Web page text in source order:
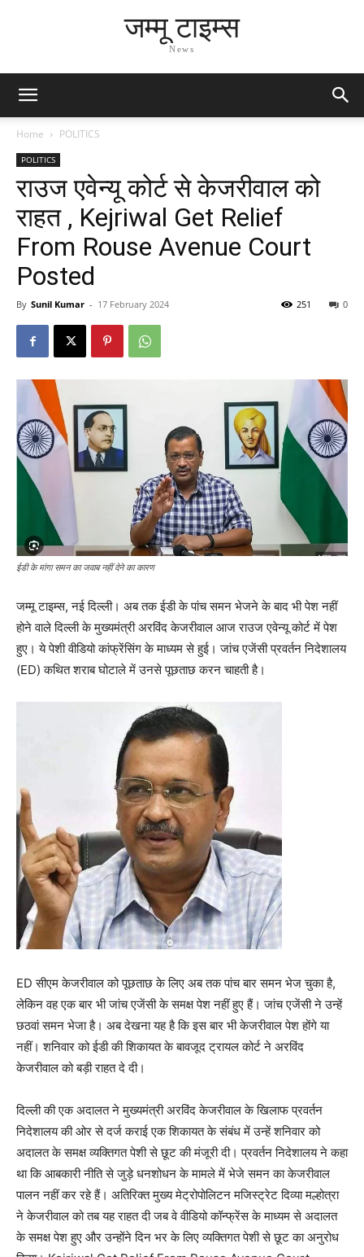
जम्मू टाइम्स
News
Home POLITICS
POLITICS
राउज एवेन्यू कोर्ट से केजरीवाल को
राहत , Kejriwal Get Relief
From Rouse Avenue Court
Posted
By Sunil Kumar - 17 February 2024 0
251
ईडी के मांगा समन का जवाब नहीं देने का कारण
जम्मू टाइम्स, नई दिल्‍ली। अब तक ईडी के पांच समन भेजने के बाद भी पेश नहीं
होने वाले दिल्ली के मुख्यमंत्री अरविंद केजरीवाल आज राउज एवेन्यू कोर्ट में पेश
हुए। ये पेशी वीडियो कांफ्रेंसिंग के माध्यम से हुई। जांच एजेंसी प्रवर्तन निदेशालय
(ED) कथित शराब घोटाले में उनसे पूछताछ करन चाहती है।
ED सीएम केजरीवाल को पूछताछ के लिए अब तक पांच बार समन भेज चुका है,
लेकिन वह एक बार भी जांच एजेंसी के समक्ष पेश नहीं हुए हैं। जांच एजेंसी ने उन्‍हें
छठवां समन भेजा है। अब देखना यह है कि इस बार भी केजरीवाल पेश होंगे या
नहीं। शनिवार को ईडी की शिकायत के बावजूद ट्रायल कोर्ट ने अरविंद
केजरीवाल को बड़ी राहत दे दी।
दिल्ली की एक अदालत ने मुख्यमंत्री अरविंद केजरीवाल के खिलाफ प्रवर्तन
निदेशालय की ओर से दर्ज कराई एक शिकायत के संबंध में उन्हें शनिवार को
अदालत के समक्ष व्यक्तिगत पेशी से छूट की मंजूरी दी। प्रवर्तन निदेशालय ने कहा
था कि आबकारी नीति से जुड़े धनशोधन के मामले में भेजे समन का केजरीवाल
पालन नहीं कर रहे हैं। अतिरिक्त मुख्य मेट्रोपोलिटन मजिस्ट्रेट दिव्या मल्होत्रा
ने केजरीवाल को तब यह राहत दी जब वे वीडियो कॉन्फ्रेंस के माध्यम से अदालत
के समक्ष पेश हुए और उन्होंने दिन भर के लिए व्यक्तिगत पेशी से छूट का अनुरोध